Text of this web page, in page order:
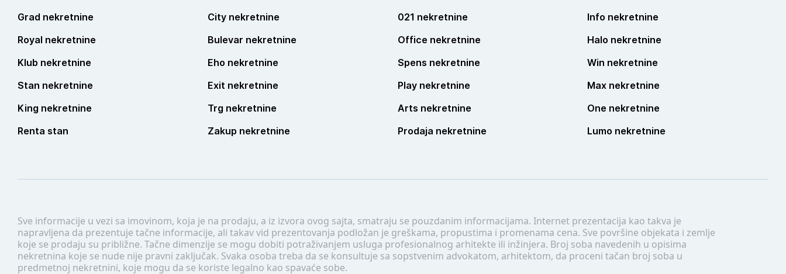
Sve informacije u vezi sa imovinom, koja je na prodaju, a iz izvora ovog sajta, smatraju se pouzdanim informacijama. Internet prezentacija kao takva je
napravljena da prezentuje tačne informacije, ali takav vid prezentovanja podložan je greškama, propustima i promenama cena. Sve površine objekata i zemlje
koje se prodaju su približne. Tačne dimenzije se mogu dobiti potraživanjem usluga profesionalnog arhitekte ili inžinjera. Broj soba navedenih u opisima
nekretnina koje se nude nije pravni zaključak. Svaka osoba treba da se konsultuje sa sopstvenim advokatom, arhitektom, da proceni tačan broj soba u
predmetnoj nekretnini, koje mogu da se koriste legalno kao spavaće sobe.
Grad nekretnine City nekretnine 021 nekretnine
Info nekretnine
Royal nekretnine
Bulevar nekretnine Office nekretnine
Halo nekretnine
Klub nekretnine
Eho nekretnine Spens nekretnine
Win nekretnine
Stan nekretnine
Exit nekretnine Play nekretnine
Max nekretnine
King nekretnine
Trg nekretnine Arts nekretnine
One nekretnine
Renta stan
Zakup nekretnine Prodaja nekretnine Lumo nekretnine